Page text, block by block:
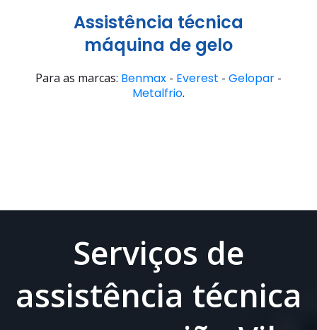
Assistência técnica
máquina de gelo
Para as marcas: Benmax - Everest - Gelopar -
Metalfrio.
Serviços de
assistência técnica